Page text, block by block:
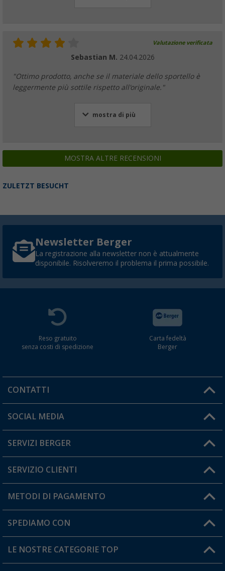
Valutazione verificata
Sebastian M. 24.04.2026
"Ottimo prodotto, anche se il materiale dello sportello è
leggermente più sottile rispetto all'originale."
mostra di più
MOSTRA ALTRE RECENSIONI
ZULETZT BESUCHT
Newsletter Berger
La registrazione alla newsletter non è attualmente
disponibile. Risolveremo il problema il prima possibile.
Reso gratuito
senza costi di spedizione
Carta fedeltà
Berger
CONTATTI
Orari di apertura del servizio:
Hai una domanda?
SOCIAL MEDIA
SERVIZI BERGER
Diventare rivenditori
Il mio Account
Carta fedeltà Berger
SERVIZIO CLIENTI
Informazioni sulla spedizione
Resi
FAQ e Contatti
METODI DI PAGAMENTO
SPEDIAMO CON
LE NOSTRE CATEGORIE TOP